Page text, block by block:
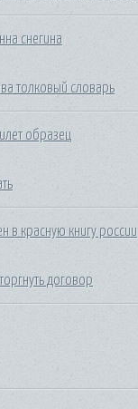
снегина
толковый словарь
образец
в красную книгу россии
договор